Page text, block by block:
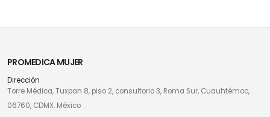
PROMEDICA MUJER
Dirección
Torre Médica, Tuxpan 8, piso 2, consultorio 3, Roma Sur, Cuauhtémoc,
06760, CDMX. México